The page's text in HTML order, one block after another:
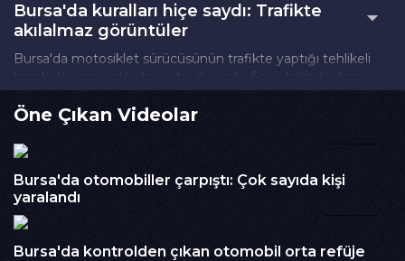
Bursa'da kuralları hiçe saydı: Trafikte
akılalmaz görüntüler
Bursa'da motosiklet sürücüsünün trafikte yaptığı tehlikeli
hareketler görenleri hayrete düşürdü. Seyir halindeyken
motosikletin üzerine uzanarak ilerleyen sürücü, adeta
ölümle dans etti.
İzlenme : 444
Embed Kodu :
Öne Çıkan Videolar
Bursa'da otomobiller çarpıştı: Çok sayıda kişi
yaralandı
Bursa'da kontrolden çıkan otomobil orta refüje